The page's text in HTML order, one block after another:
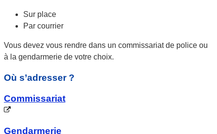
Sur place
Par courrier
Vous devez vous rendre dans un commissariat de police ou
à la gendarmerie de votre choix.
Où s’adresser ?
Commissariat
Gendarmerie